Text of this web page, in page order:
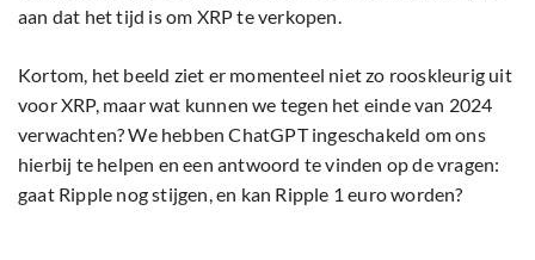
aan dat het tijd is om XRP te verkopen.
Kortom, het beeld ziet er momenteel niet zo rooskleurig uit
voor XRP, maar wat kunnen we tegen het einde van 2024
verwachten? We hebben ChatGPT ingeschakeld om ons
hierbij te helpen en een antwoord te vinden op de vragen:
gaat Ripple nog stijgen, en kan Ripple 1 euro worden?